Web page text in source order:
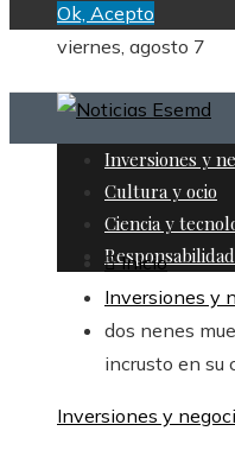
Ok, Acepto
viernes, agosto 7
Inversiones y
Cultura y ocio
Ciencia y
Inicio
Inversiones y
dos nenes
incrusto en su
Inversiones y